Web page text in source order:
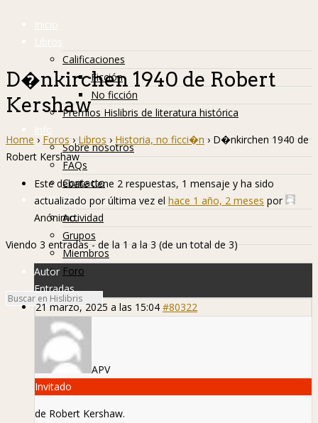
Inicio
Libros
Calificaciones
Ficción
No ficción
Premios Hislibris de literatura histórica
Info
Sobre nosotros
FAQs
Contacto
Hislibreños
Actividad
Grupos
Miembros
Foro
D�nkirchen 1940 de Robert
Kershaw
Home › Foros › Libros › Historia, no ficci�n › D�nkirchen 1940 de
Robert Kershaw
Este debate tiene 2 respuestas, 1 mensaje y ha sido
actualizado por última vez el hace 1 año, 2 meses por
Anónimo.
Viendo 3 entradas - de la 1 a la 3 (de un total de 3)
Autor
Entradas
21 marzo, 2025 a las 15:04 #80322
APV
Invitado
de Robert Kershaw.